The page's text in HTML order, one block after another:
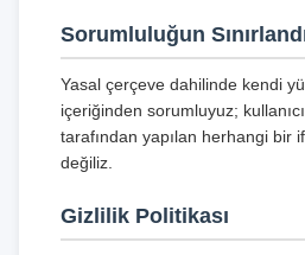
Sorumluluğun
Yasal çerçeve dahilinde kendi
içeriğinden sorumluyuz;
tarafından yapılan herhangi bir
değiliz.
Gizlilik Politikası